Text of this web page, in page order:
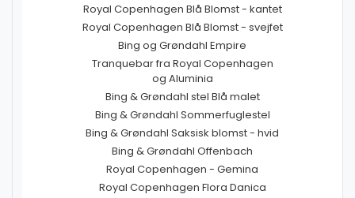
Royal Copenhagen Blå Blomst - kantet
Royal Copenhagen Blå Blomst - svejfet
Bing og Grøndahl Empire
Tranquebar fra Royal Copenhagen
og Aluminia
Bing & Grøndahl stel Blå malet
Bing & Grøndahl Sommerfuglestel
Bing & Grøndahl Saksisk blomst - hvid
Bing & Grøndahl Offenbach
Royal Copenhagen - Gemina
Royal Copenhagen Flora Danica